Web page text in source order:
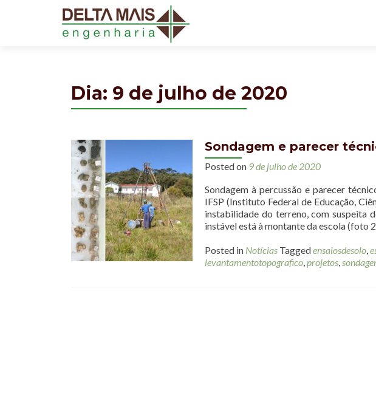
Dia: 9 de julho de 2020
Sondagem e parecer
Posted on 9 de julho de 2020
Sondagem à percussão e parecer
IFSP (Instituto Federal de Educação,
instabilidade do terreno, com suspeita
instável está à montante da escola (foto
Posted in Notícias Taggedensaiosdesolo,
levantamentotopografico,projetos,